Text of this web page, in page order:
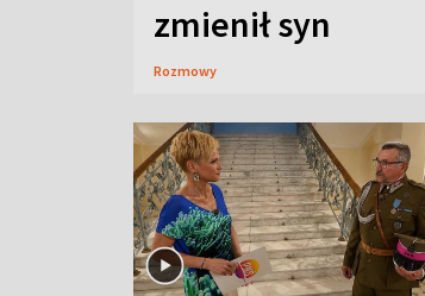
zmienił syn
Rozmowy